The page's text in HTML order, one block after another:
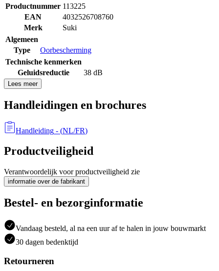
Productnummer 113225
EAN
4032526708760
Merk
Suki
Algemeen
Type
Oorbescherming
Technische kenmerken
Geluidsreductie
38 dB
Lees meer
Handleidingen en brochures
Handleiding - (NL/FR)
Productveiligheid
Verantwoordelijk voor productveiligheid zie
informatie over de fabrikant
Bestel- en bezorginformatie
Vandaag besteld, al na een uur af te halen in jouw bouwmarkt
30 dagen bedenktijd
Retourneren